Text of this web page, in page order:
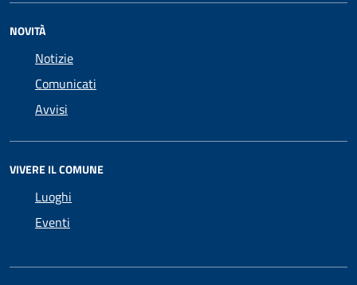
NOVITÀ
Notizie
Comunicati
Avvisi
VIVERE IL COMUNE
Luoghi
Eventi